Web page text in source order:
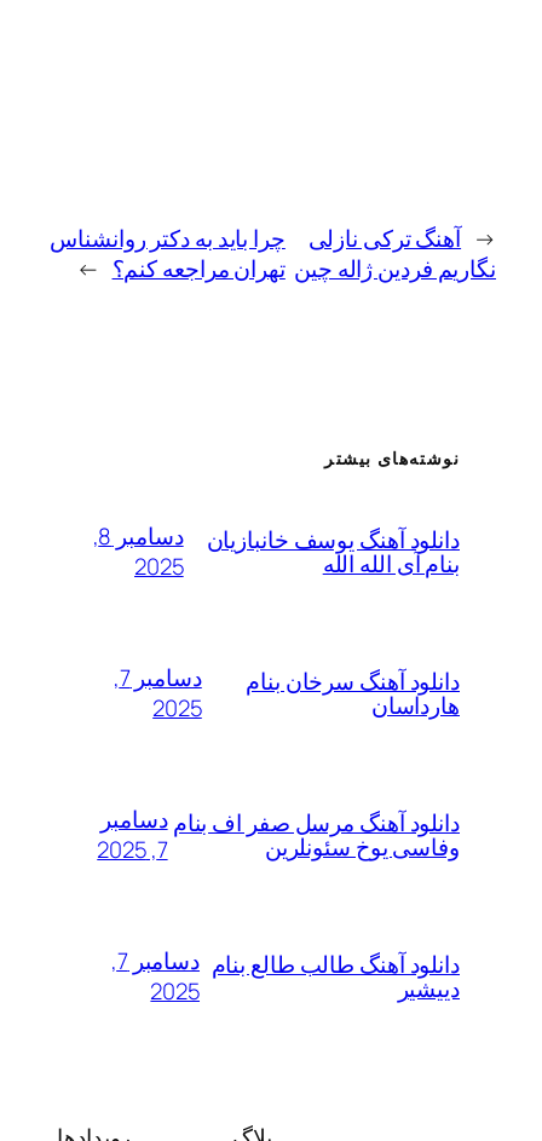
← آهنگ ترکی نازلی
نگاریم فردین ژاله چین
چرا باید به دکتر روانشناس
تهران مراجعه کنم؟ →
نوشته‌های بیشتر
دانلود آهنگ یوسف خانبازیان
بنام آی الله الله
دسامبر 8,
2025
دانلود آهنگ سرخان بنام
هارداسان
دسامبر 7,
2025
دانلود آهنگ مرسل صفر اف بنام
وفاسی یوخ سئونلرین
دسامبر
7, 2025
دانلود آهنگ طالب طالع بنام
دییشیر
دسامبر 7,
2025